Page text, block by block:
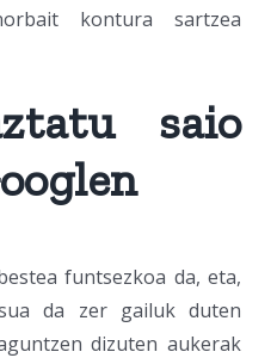
kontura sartzea
saio
funtsezkoa da, eta,
da zer gailuk duten
dizuten aukerak